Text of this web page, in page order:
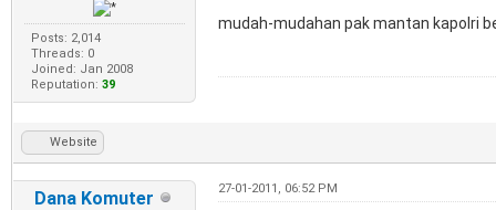
Posts: 2,014
Threads: 0
Joined: Jan 2008
Reputation: 39
mudah-mudahan pak mantan kapolri
Website
Dana Komuter 27-01-2011, 06:52 PM